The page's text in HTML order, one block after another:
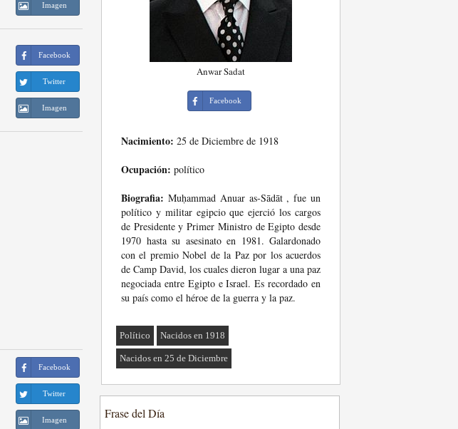
Imagen
Facebook
Twitter
Imagen
Facebook
Twitter
Imagen
Anwar Sadat
Facebook
Nacimiento: 25 de Diciembre de 1918
Ocupación: político
Biografia: Muḥammad Anuar as-Sādāt , fue un
político y militar egipcio que ejerció los cargos
de Presidente y Primer Ministro de Egipto desde
1970 hasta su asesinato en 1981. Galardonado
con el premio Nobel de la Paz por los acuerdos
de Camp David, los cuales dieron lugar a una paz
negociada entre Egipto e Israel. Es recordado en
su país como el héroe de la guerra y la paz.
Político Nacidos en 1918
Nacidos en 25 de Diciembre
Frase del Día